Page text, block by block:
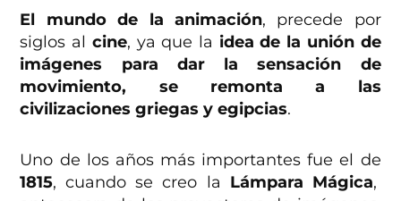
El mundo de la animación, precede por
siglos al cine, ya que la idea de la unión de
imágenes para dar la sensación de
movimiento, se remonta a las
civilizaciones griegas y egipcias.
Uno de los años más importantes fue el de
1815, cuando se creo la Lámpara Mágica,